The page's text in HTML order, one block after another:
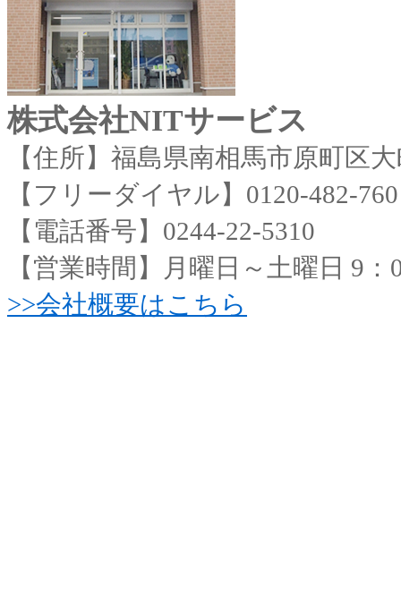
株式会社NITサービス
【住所】福島県南相馬市原町区
【フリーダイヤル】0120-482-760
【電話番号】0244-22-5310
【営業時間】月曜日～土曜日 9：
>>会社概要はこちら